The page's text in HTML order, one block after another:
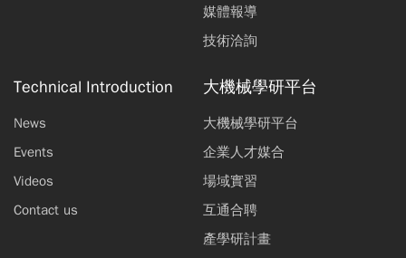
媒體報導
技術洽詢
Technical Introduction
News
Events
Videos
Contact us
大機械學研平台
大機械學研平台
企業人才媒合
場域實習
互通合聘
產學研計畫